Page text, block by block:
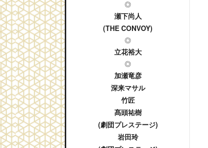
◎
瀬下尚人
(THE CONVOY)
◎
立花裕大
◎
加瀬竜彦
深来マサル
竹匠
髙頭祐樹
(劇団プレステージ)
岩田玲